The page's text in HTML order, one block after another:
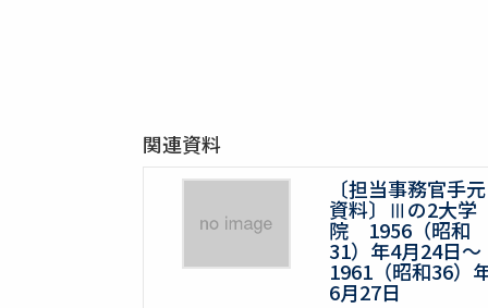
関連資料
〔担当事務官手元
資料〕Ⅲの2大学
院 1956（昭和
31）年4月24日～
1961（昭和36）
6月27日